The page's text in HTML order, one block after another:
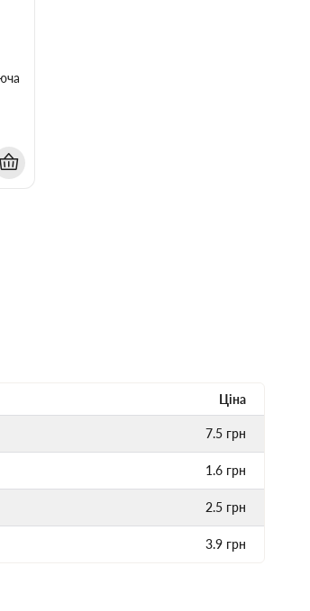
Ціна
7.5 грн
1.6 грн
2.5 грн
3.9 грн